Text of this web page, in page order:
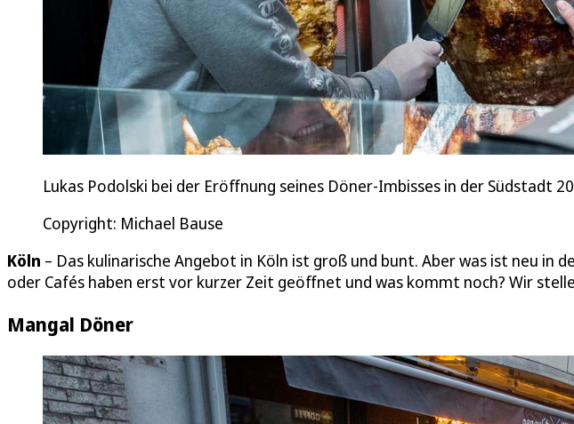
Lukas Podolski bei der Eröffnung seines Döner-Imbisses in der Südstadt
Copyright: Michael Bause
Köln – Das kulinarische Angebot in Köln ist groß und bunt. Aber was ist neu in
oder Cafés haben erst vor kurzer Zeit geöffnet und was kommt noch? Wir
Mangal Döner